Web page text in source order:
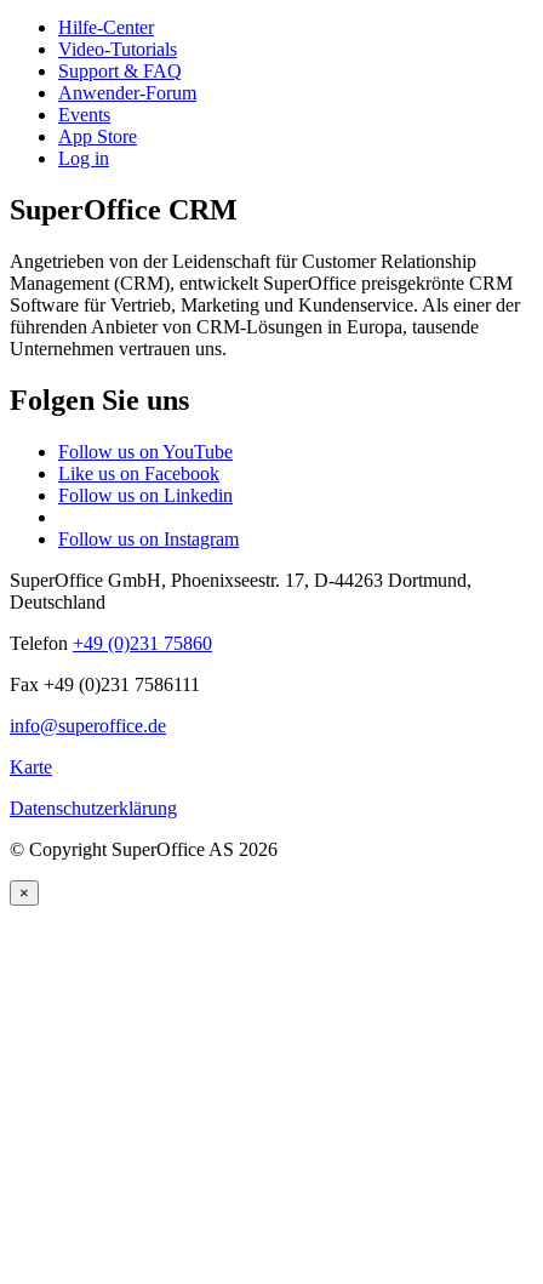
Hilfe-Center
Video-Tutorials
Support & FAQ
Anwender-Forum
Events
App Store
Log in
SuperOffice CRM
Angetrieben von der Leidenschaft für Customer Relationship
Management (CRM), entwickelt SuperOffice preisgekrönte CRM
Software für Vertrieb, Marketing und Kundenservice. Als einer der
führenden Anbieter von CRM-Lösungen in Europa, tausende
Unternehmen vertrauen uns.
Folgen Sie uns
Follow us on YouTube
Like us on Facebook
Follow us on Linkedin
Follow us on Instagram
SuperOffice GmbH, Phoenixseestr. 17, D-44263 Dortmund,
Deutschland
Telefon +49 (0)231 75860
Fax +49 (0)231 7586111
info@superoffice.de
Karte
Datenschutzerklärung
© Copyright SuperOffice AS 2026
×